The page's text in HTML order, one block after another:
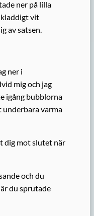
ner på lilla
vit
av satsen.
ner i
mig och jag
igång bubblorna
underbara varma
dig mot slutet när
och du
du sprutade